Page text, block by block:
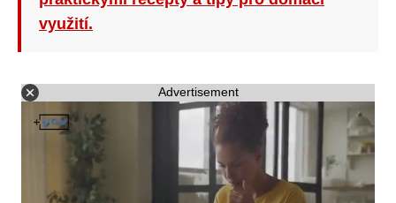
využití.
Advertisement